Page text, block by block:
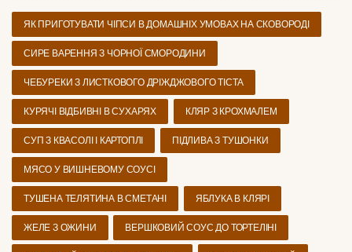
ЯК ПРИГОТУВАТИ ЧІПСИ В ДОМАШНІХ УМОВАХ НА СКОВОРОДІ
СИРЕ ВАРЕННЯ З ЧОРНОЇ СМОРОДИНИ
ЧЕБУРЕКИ З ЛИСТКОВОГО ДРІЖДЖОВОГО ТІСТА
КУРЯЧІ ВІДБИВНІ В СУХАРЯХ КЛЯР З КРОХМАЛЕМ
СУП З КВАСОЛІ І КАРТОПЛІ ПІДЛИВА З ТУШОНКИ
МЯСО У ВИШНЕВОМУ СОУСІ
ТУШЕНА ТЕЛЯТИНА В СМЕТАНІ ЯБЛУКА В КЛЯРІ
ЖЕЛЕ З ОЖИНИ ВЕРШКОВИЙ СОУС ДО ТОРТЕЛІНІ